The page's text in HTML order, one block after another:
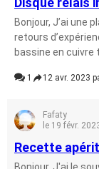
Bonjour, J’ai une
retours
bassine en cuivre
1 12 avr. 2023
Fafaty
le 19 févr.
Recette